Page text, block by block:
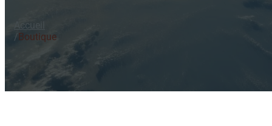
Accueil
/ Boutique